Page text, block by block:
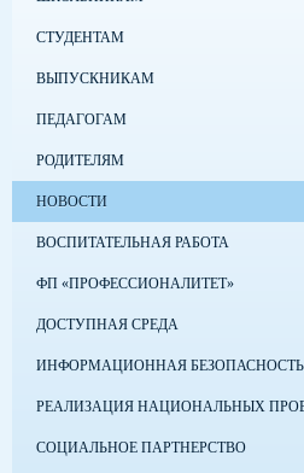
СТУДЕНТАМ
ВЫПУСКНИКАМ
ПЕДАГОГАМ
РОДИТЕЛЯМ
НОВОСТИ
ВОСПИТАТЕЛЬНАЯ РАБОТА
ФП «ПРОФЕССИОНАЛИТЕТ»
ДОСТУПНАЯ СРЕДА
ИНФОРМАЦИОННАЯ БЕЗОПАСНОСТЬ
РЕАЛИЗАЦИЯ НАЦИОНАЛЬНЫХ
СОЦИАЛЬНОЕ ПАРТНЕРСТВО